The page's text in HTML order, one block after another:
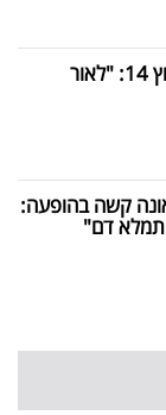
מגי טביבי נפרדת מערוץ 14: "לאור
קשה בהופעה:
דם"